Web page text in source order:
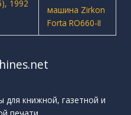
книжной, газетной и